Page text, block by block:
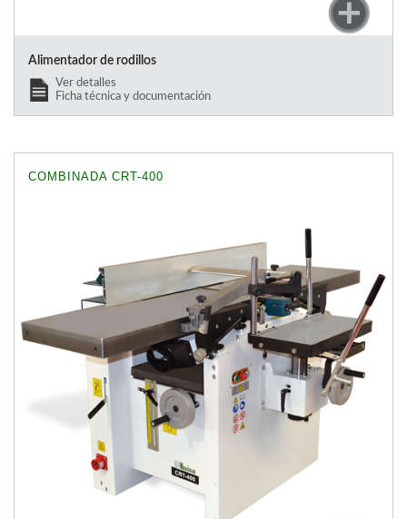
Alimentador de rodillos
Ver detalles
Ficha técnica y documentación
COMBINADA CRT-400